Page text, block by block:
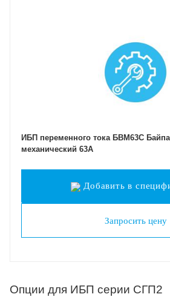
ИБП переменного тока БВМ63С
механический 63A
Добавить в
Запросить цену
Опции для ИБП серии СГП2